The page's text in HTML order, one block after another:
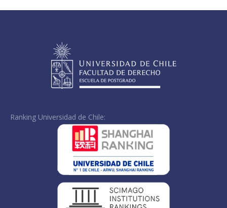
Ranking Universidad de Chile: